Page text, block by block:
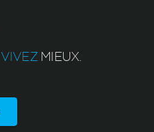
VIVEZ MIEUX.